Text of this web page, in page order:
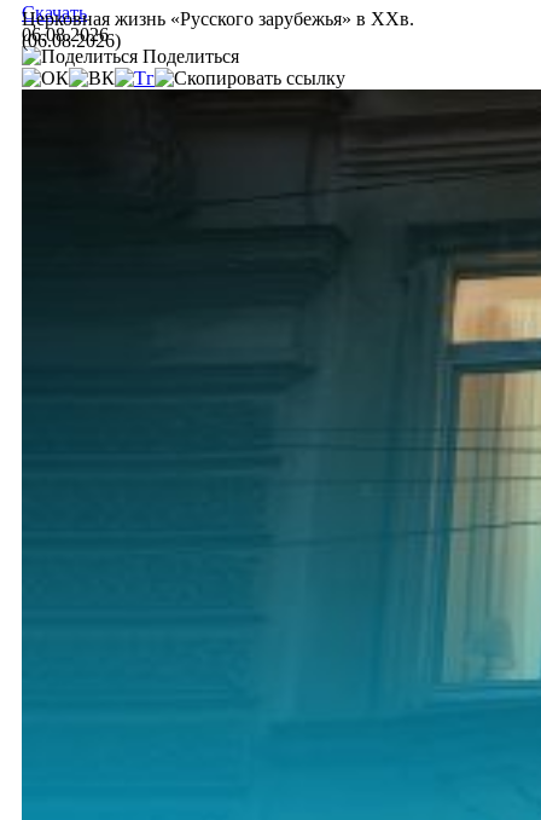
Церковная жизнь «Русского зарубежья» в ХХв.
(06.08.2026)
Скачать
06.08.2026
Поделиться